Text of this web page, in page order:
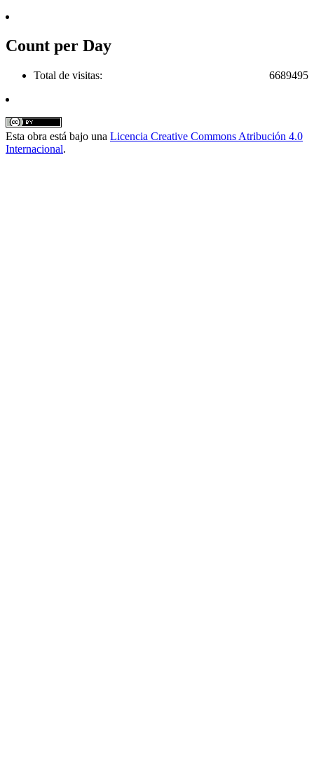
Count per Day
6689495
Total de visitas:
Esta obra está bajo una Licencia Creative Commons Atribución 4.0
Internacional.